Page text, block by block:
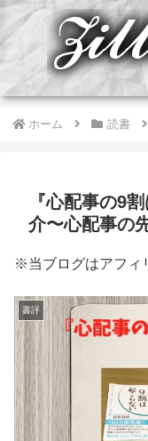
ホーム 読書
『心配事の9
介〜心配事の
※当ブログはアフィ
書評